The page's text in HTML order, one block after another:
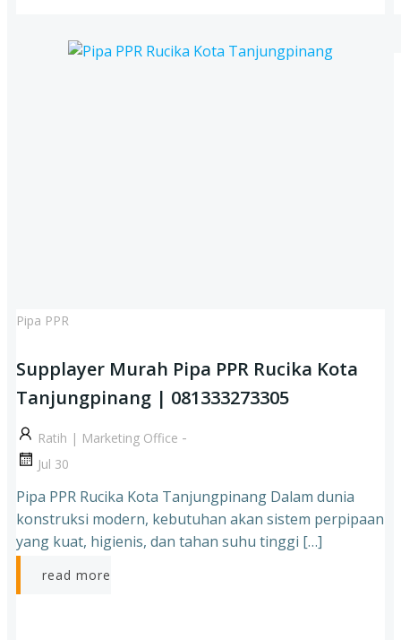
Pipa PPR
Supplayer Murah Pipa PPR Rucika Kota
Tanjungpinang | 081333273305
Ratih | Marketing Office -
Jul 30
Pipa PPR Rucika Kota Tanjungpinang Dalam dunia
konstruksi modern, kebutuhan akan sistem perpipaan
yang kuat, higienis, dan tahan suhu tinggi […]
read more